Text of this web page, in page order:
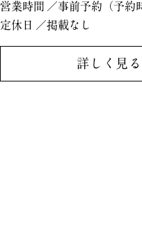
営業時間 ／事前予約（予約
定休日 ／掲載なし
詳しく見る